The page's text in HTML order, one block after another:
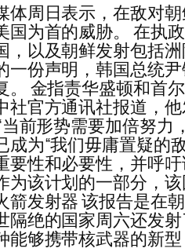
体周日表示，在敌对
国为首的威胁。 在执
，以及朝鲜发射包括
一份声明，韩国总统
。 金指责华盛顿和首
社官方通讯社报道，
当前形势需要加倍努力
成为“我们毋庸置疑的
要性和必要性，并呼
为该计划的一部分，
箭发射器 该报告是在
隔绝的国家周六还发
能够携带核武器的新型